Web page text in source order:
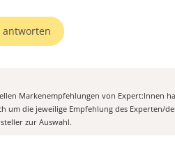
antworten
Markenempfehlungen von Expert:Innen
um die jeweilige Empfehlung des Experten/
zur Auswahl.